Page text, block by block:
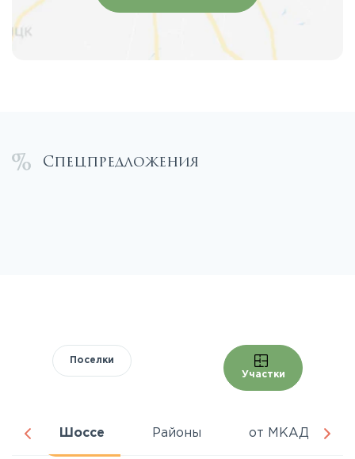
Спецпредложения
Поселки
Участки
Шоссе Районы от МКАД